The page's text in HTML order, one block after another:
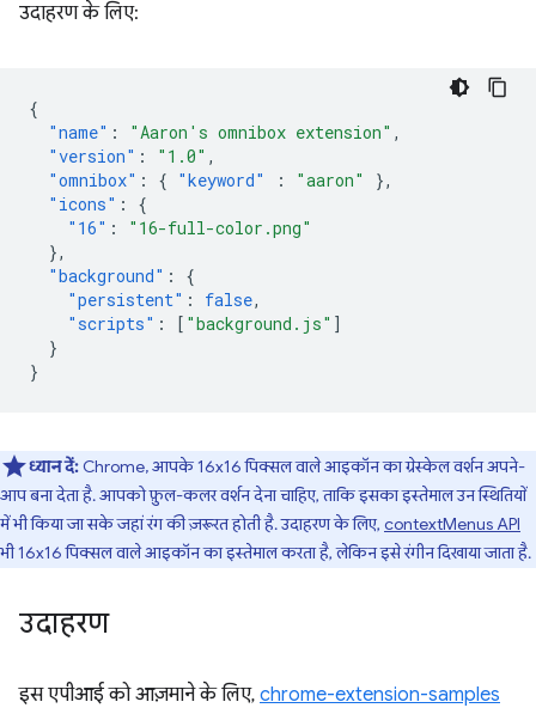
उदाहरण के लिए:
{
"name" : "Aaron's omnibox extension" ,
"version" : "1.0" ,
"omnibox" : { "keyword" : "aaron"
},
"icons" :
{
"16" :
"16-full-color.png"
},
"background" :
{
"persistent" : false,
"scripts" : [ "background.js" ]
}
}
ध्यान दें: Chrome, आपके 16x16 पिक्सल वाले आइकॉन का ग्रेस्केल वर्शन अपने-
आप बना देता है. आपको फ़ुल-कलर वर्शन देना चाहिए, ताकि इसका इस्तेमाल उन स्थितियों
में भी किया जा सके जहां रंग की ज़रूरत होती है. उदाहरण के लिए, contextMenus API
भी 16x16 पिक्सल वाले आइकॉन का इस्तेमाल करता है, लेकिन इसे रंगीन दिखाया जाता है.
उदाहरण
इस एपीआई को आज़माने के लिए, chrome-extension-samples